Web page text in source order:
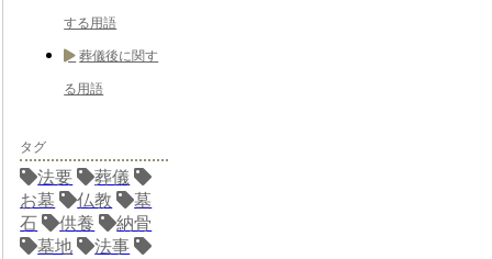
する用語
葬儀後に関す
る用語
タグ
法要
葬儀
お墓
仏教
墓
石
供養
納骨
墓地
法事